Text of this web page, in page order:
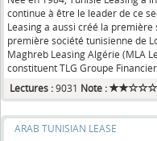
continue à être le leader de ce
Leasing a aussi créé la
première société tunisienne de
Maghreb Leasing Algérie (MLA
constituent TLG Groupe Financier
Lectures :9031 Note :
ARAB TUNISIAN LEASE